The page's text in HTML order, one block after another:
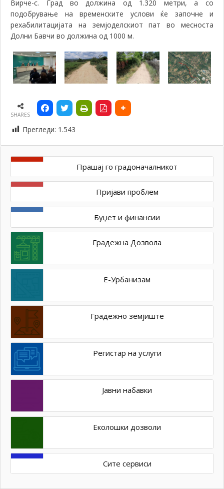
Вирче-с. Град во должина од 1.320 метри, а со
подобрување на временските услови ќе започне и
рехабилитацијата на земјоделскиот пат во месноста
Долни Бавчи во должина од 1000 м.
SHARES
Прегледи: 1.543
Прашај го градоначалникот
Пријави проблем
Буџет и финансии
Градежна Дозвола
Е-Урбанизам
Градежно земјиште
Регистар на услуги
Јавни набавки
Еколошки дозволи
Сите сервиси